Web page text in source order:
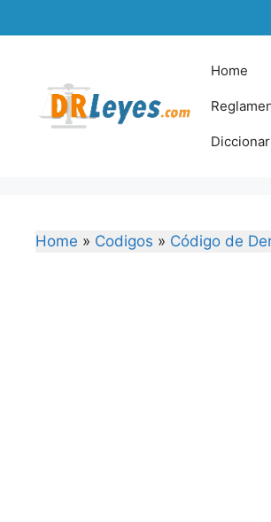
to
Home
Home » Codigos » Código de